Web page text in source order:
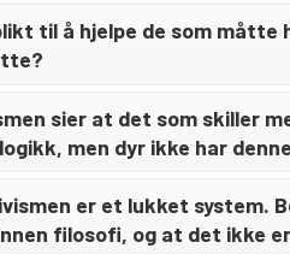
til å hjelpe de som måtte
sier at det som skiller
men dyr ikke har
er et lukket system.
filosofi, og at det ikke